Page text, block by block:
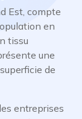
Est, compte
en
tissu
une
de
entreprises